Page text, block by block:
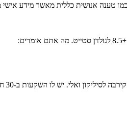
שם שנעות בין רבע מליון דולר למליון דולר. הנה קצת פירוט על